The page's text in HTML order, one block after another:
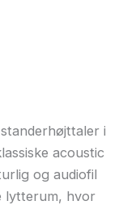
i
acoustic
og audiofil
lytterum, hvor